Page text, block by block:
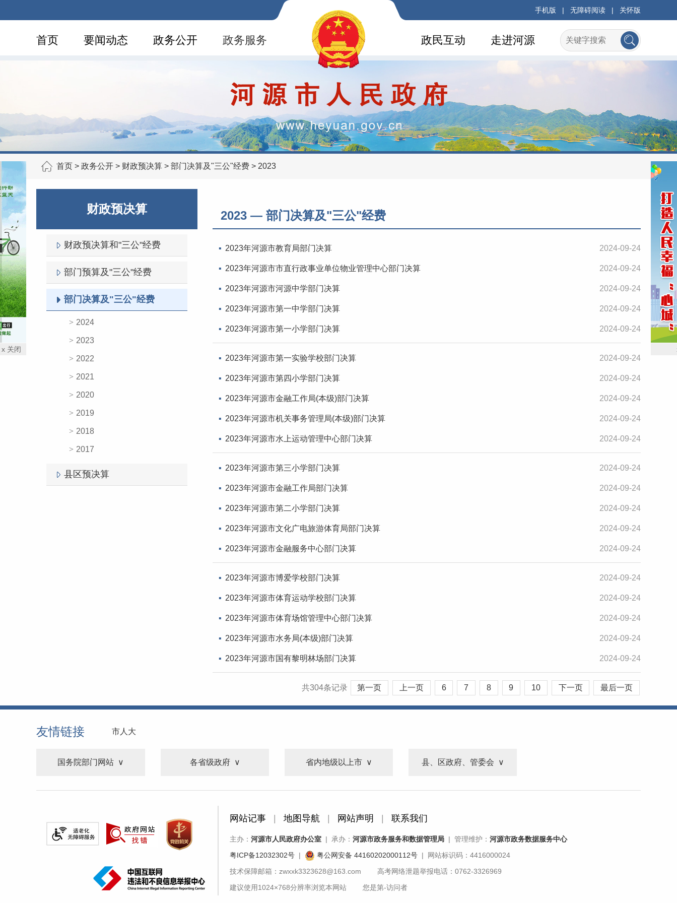
手机版 | 无障碍阅读 | 关怀版
首页 要闻动态 政务公开 政务服务 走进河源
政民互动
首页 > 政务公开 > 财政预决算 > 部门决算及"三公"经费 > 2023
财政预决算
财政预决算和"三公"经费
部门预算及"三公"经费
部门决算及"三公"经费
2024
2023
2022
2021
2020
2019
2018
2017
县区预决算
2023 — 部门决算及"三公"经费
2024-09-24
2023年河源市教育局部门决算
2024-09-24
2023年河源市市直行政事业单位物业管理中心部门决算
2024-09-24
2023年河源市河源中学部门决算
2024-09-24
2023年河源市第一中学部门决算
2024-09-24
2023年河源市第一小学部门决算
2024-09-24
2023年河源市第一实验学校部门决算
2024-09-24
2023年河源市第四小学部门决算
2024-09-24
2023年河源市金融工作局(本级)部门决算
2024-09-24
2023年河源市机关事务管理局(本级)部门决算
2024-09-24
2023年河源市水上运动管理中心部门决算
2024-09-24
2023年河源市第三小学部门决算
2024-09-24
2023年河源市金融工作局部门决算
2024-09-24
2023年河源市第二小学部门决算
2024-09-24
2023年河源市文化广电旅游体育局部门决算
2024-09-24
2023年河源市金融服务中心部门决算
2024-09-24
2023年河源市博爱学校部门决算
2024-09-24
2023年河源市体育运动学校部门决算
2024-09-24
2023年河源市体育场馆管理中心部门决算
2024-09-24
2023年河源市水务局(本级)部门决算
2024-09-24
2023年河源市国有黎明林场部门决算
共304条记录 第一页 上一页 6 7 8 9 10 下一页 最后一页
友情链接 市人大
国务院部门网站 各省级政府 省内地级以上市 县、区政府、管委会
网站记事 地图导航 网站声明 联系我们
主办： 河源市人民政府办公室 | 承办： 河源市政务服务和数据管理局 | 管理维护： 河源市政务数据服务中心
粤ICP备12032302号 | 粤公网安备 44160202000112号 | 网站标识码：4416000024
技术保障邮箱：zwxxk3323628@163.com 高考网络泄题举报电话：0762-3326969
建议使用1024×768分辨率浏览本网站 您是第-访问者
x 关闭